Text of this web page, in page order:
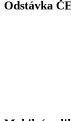
Odstávka